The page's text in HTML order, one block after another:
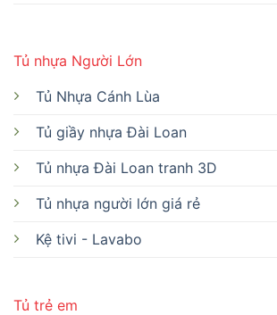
Tủ nhựa Người Lớn
Tủ Nhựa Cánh Lùa
Tủ giầy nhựa Đài Loan
Tủ nhựa Đài Loan tranh 3D
Tủ nhựa người lớn giá rẻ
Kệ tivi - Lavabo
Tủ trẻ em